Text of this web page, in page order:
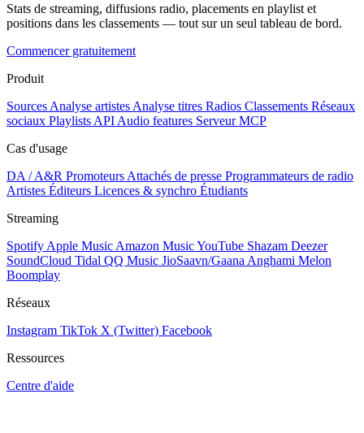
Stats de streaming, diffusions radio, placements en playlist et
positions dans les classements — tout sur un seul tableau de bord.
Commencer gratuitement
Produit
Sources Analyse artistes Analyse titres Radios Classements Réseaux
sociaux Playlists API Audio features Serveur MCP
Cas d'usage
DA / A&R Promoteurs Attachés de presse Programmateurs de radio
Artistes Éditeurs Licences & synchro Étudiants
Streaming
Spotify Apple Music Amazon MusicYouTube Shazam Deezer
SoundCloud Tidal QQ Music JioSaavn/Gaana Anghami Melon
Boomplay
Réseaux
Instagram TikTok X (Twitter) Facebook
Ressources
Centre d'aide